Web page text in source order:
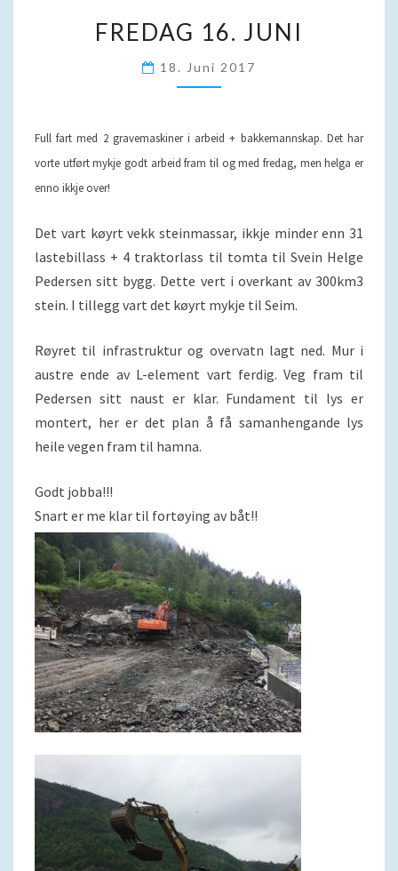
16.
FREDAG 16. JUNI
18. Juni 2017
Full fart med 2 gravemaskiner i arbeid + bakkemannskap. Det har
vorte utført mykje godt arbeid fram til og med fredag, men helga er
enno ikkje over!
Det vart køyrt vekk steinmassar, ikkje minder enn 31
lastebillass + 4 traktorlass til tomta til Svein Helge
Pedersen sitt bygg. Dette vert i overkant av 300km3
stein. I tillegg vart det køyrt mykje til Seim.
Røyret til infrastruktur og overvatn lagt ned. Mur i
austre ende av L-element vart ferdig. Veg fram til
Pedersen sitt naust er klar. Fundament til lys er
montert, her er det plan å få samanhengande lys
heile vegen fram til hamna.
Godt jobba!!!
Snart er me klar til fortøying av båt!!